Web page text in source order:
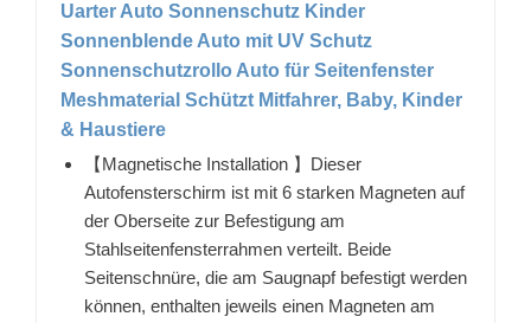
Uarter Auto Sonnenschutz Kinder
Sonnenblende Auto mit UV Schutz
Sonnenschutzrollo Auto für Seitenfenster
Meshmaterial Schützt Mitfahrer, Baby, Kinder
& Haustiere
【Magnetische Installation 】Dieser
Autofensterschirm ist mit 6 starken Magneten auf
der Oberseite zur Befestigung am
Stahlseitenfensterrahmen verteilt. Beide
Seitenschnüre, die am Saugnapf befestigt werden
können, enthalten jeweils einen Magneten am